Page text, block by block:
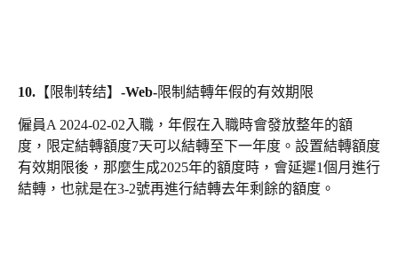
10.【限制转结】-Web-限制結轉年假的有效期限
僱員A 2024-02-02入職，年假在入職時會發放整年的額
度，限定結轉額度7天可以結轉至下一年度。設置結轉額度
有效期限後，那麼生成2025年的額度時，會延遲1個月進行
結轉，也就是在3-2號再進行結轉去年剩餘的額度。